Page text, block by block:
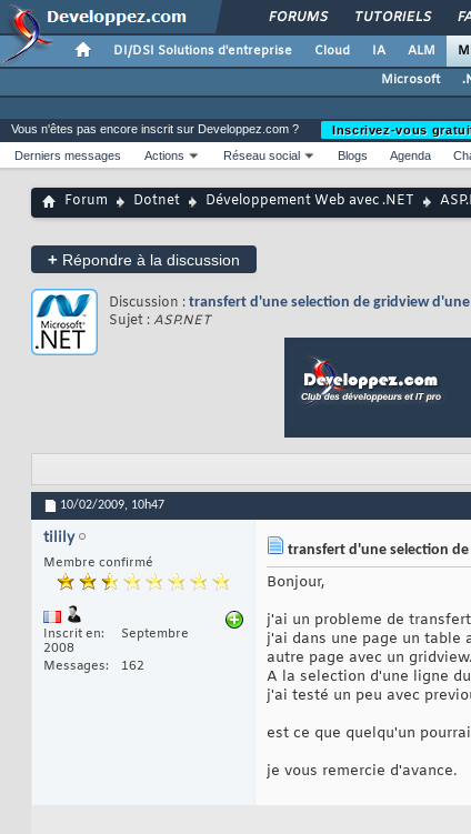
FORUMS TUTORIELS
DI/DSI Solutions d'entreprise Cloud IA ALM
Microsoft
Vous n'êtes pas encore inscrit sur Developpez.com ?
Inscrivez-vous
Derniers messages
Actions Réseau social Blogs Agenda
Forum Dotnet Développement Web avec .NET
+ Répondre à la discussion
Discussion : transfert d'une selection de gridview
Sujet :ASP.NET
10/02/2009, 10h47
tilily
Membre confirmé
Inscrit en
Septembre
2008
Messages
162
transfert d'une selection
Bonjour,
j'ai un probleme de
j'ai dans une page un table
autre page avec un gridview.
A la selection d'une ligne
j'ai testé un peu avec
est ce que quelqu'un
je vous remercie d'avance.